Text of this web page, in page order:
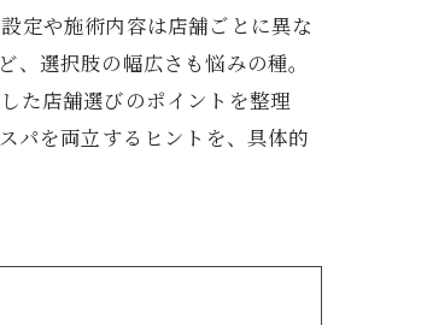
定や施術内容は店舗ごとに異な
選択肢の幅広さも悩みの種。
た店舗選びのポイントを整理
パを両立するヒントを、具体的